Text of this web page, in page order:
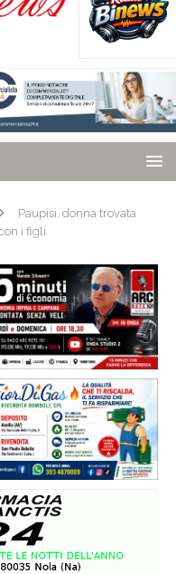
Paupisi, donna trovata
i figli